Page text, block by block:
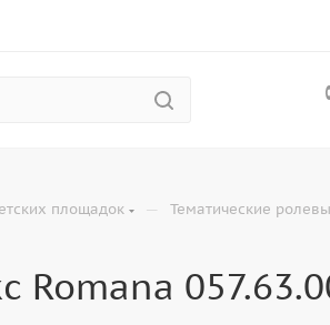
площадок — Тематические
Romana